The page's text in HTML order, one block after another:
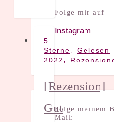
5
Sterne, Gelesen
2022 ,
[Rezension]
Gut
Folge mir auf
Instagram
Folge meinem
Mail: